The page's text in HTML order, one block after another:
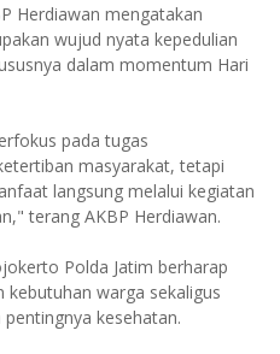
Herdiawan mengatakan
wujud nyata kepedulian
dalam momentum Hari
pada tugas
masyarakat, tetapi
langsung melalui kegiatan
terang AKBP Herdiawan.
Polda Jatim berharap
warga sekaligus
kesehatan.